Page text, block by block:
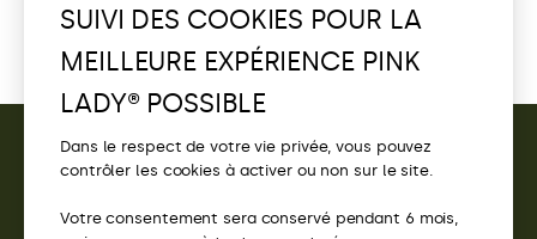
CONTACT
ACCÈS
SUIVI DES COOKIES POUR LA
MEILLEURE EXPÉRIENCE PINK
LADY® POSSIBLE
Dans le respect de votre vie privée, vous pouvez
contrôler les cookies à activer ou non sur le site.
Votre consentement sera conservé pendant 6 mois,